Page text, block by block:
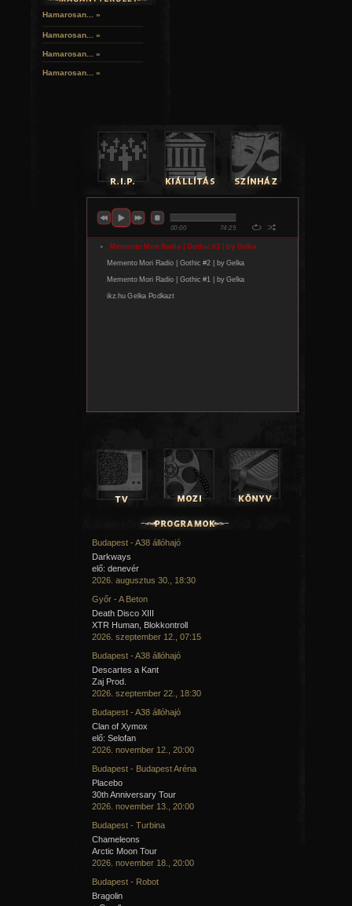
Hamarosan... »
Hamarosan... »
Hamarosan... »
Hamarosan... »
Budapest - A38 állóhajó
Darkways
elő: denevér
2026. augusztus 30., 18:30
Győr - A Beton
Death Disco XIII
XTR Human, Blokkontroll
2026. szeptember 12., 07:15
Budapest - A38 állóhajó
Descartes a Kant
Zaj Prod.
2026. szeptember 22., 18:30
Budapest - A38 állóhajó
Clan of Xymox
elő: Selofan
2026. november 12., 20:00
Budapest - Budapest Aréna
Placebo
30th Anniversary Tour
2026. november 13., 20:00
Budapest - Turbina
Chameleons
Arctic Moon Tour
2026. november 18., 20:00
Budapest - Robot
Bragolin